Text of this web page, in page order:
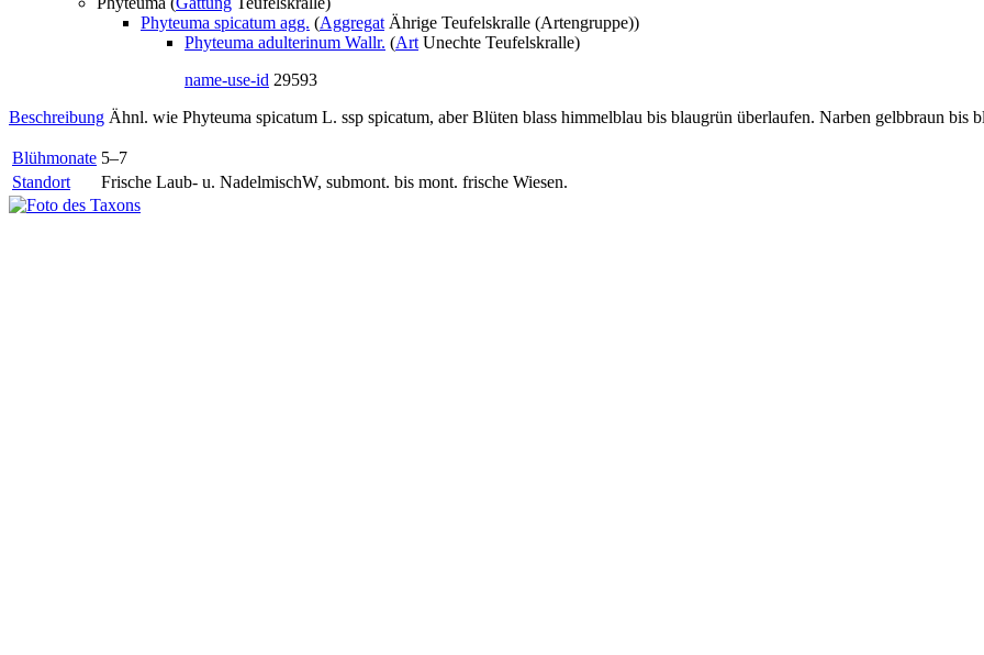
Phyteuma spicatum agg. (AggregatÄhrige Teufelskralle (Artengruppe))
Phyteuma adulterinum Wallr. (ArtUnechte Teufelskralle)
name-use-id 29593
Beschreibung Ähnl. wie Phyteuma spicatum L. ssp spicatum, aber Blüten blass himmelblau bis blaugrün überlaufen. Narben gelbbraun bis
Blühmonate 5–7
Standort
Frische Laub- u. NadelmischW, submont. bis mont. frische Wiesen.